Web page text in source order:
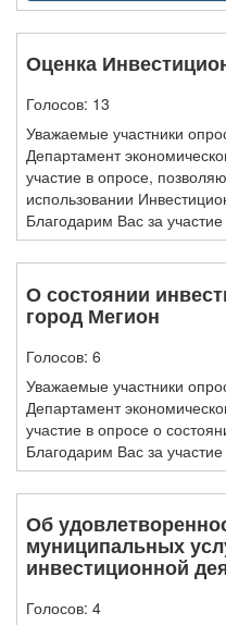
Оценка
Голосов: 13
Уважаемые участники
Департамент
участие в опросе,
использовании
Благодарим Вас за
О состоянии
город Мегион
Голосов: 6
Уважаемые участники
Департамент
участие в опросе о
Благодарим Вас за
Об
муниципальных
инвестиционной
Голосов: 4